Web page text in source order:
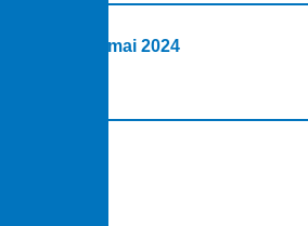
31 mai 2024